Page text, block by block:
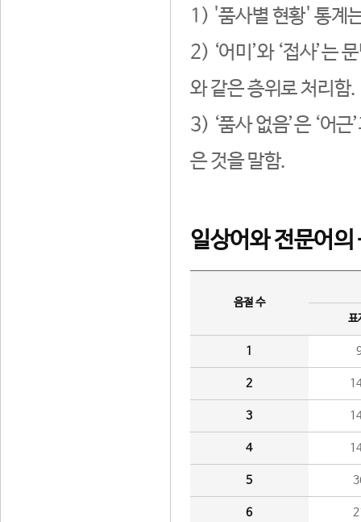
1) '품사별 현황' 통계
2) ‘어미’와 ‘접사’는
와 같은 층위로 처리함.
3) ‘품사 없음’은 ‘어
은 것을 말함.
일상어와 전문어의
음절 수
표
1
2
3
4
5
6